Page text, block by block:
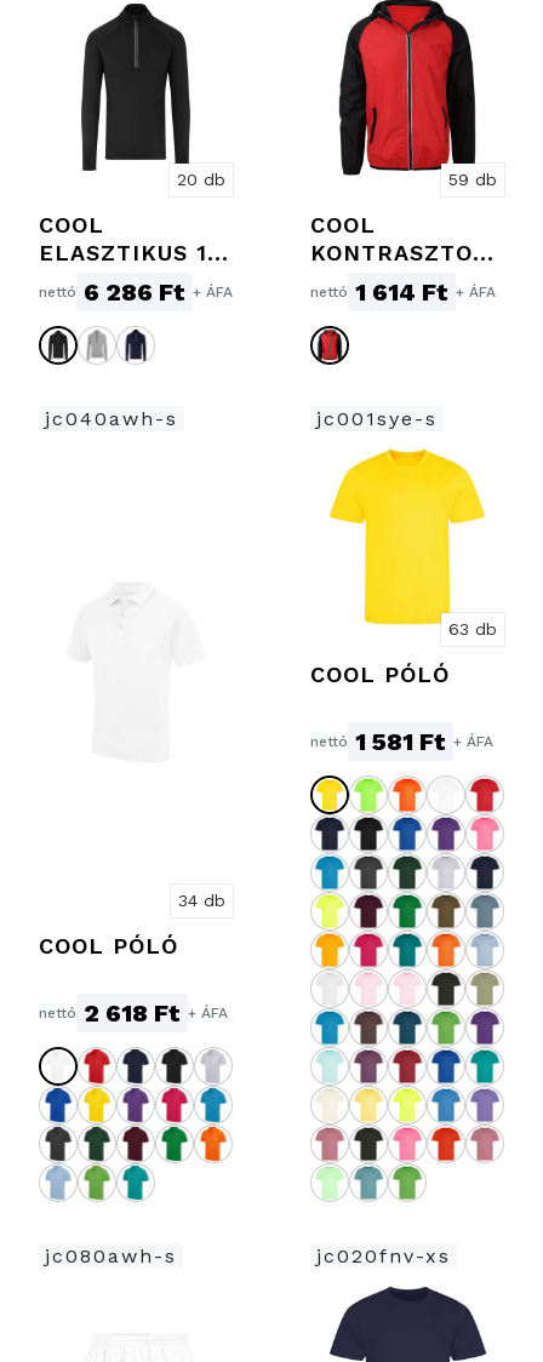
20 db
COOL
ELASZTIKUS 1/2
CIPZÁRAS TOP
nettó 6 286 Ft + ÁFA
59 db
COOL
KONTRASZTOS
SZÉLDZSEKI
nettó 1 614 Ft + ÁFA
jc040awh-s
34 db
COOL PÓLÓ
nettó 2 618 Ft + ÁFA
jc001sye-s
63 db
COOL PÓLÓ
nettó 1 581 Ft + ÁFA
jc080awh-s jc020fnv-xs